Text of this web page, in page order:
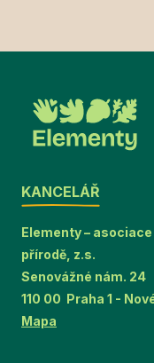
KANCELÁŘ
Elementy –
přírodě, z.s.
Senovážné nám. 24
110 00 Praha 1 -
Mapa